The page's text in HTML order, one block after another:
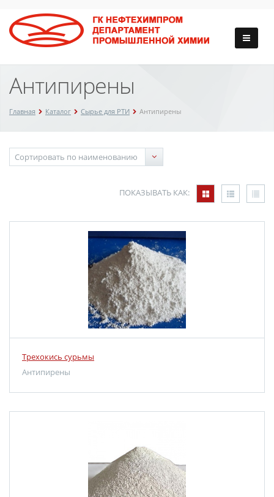
Антипирены
Главная Каталог Сырье для РТИ Антипирены
ПОКАЗЫВАТЬ КАК:
Трехокись сурьмы
Антипирены